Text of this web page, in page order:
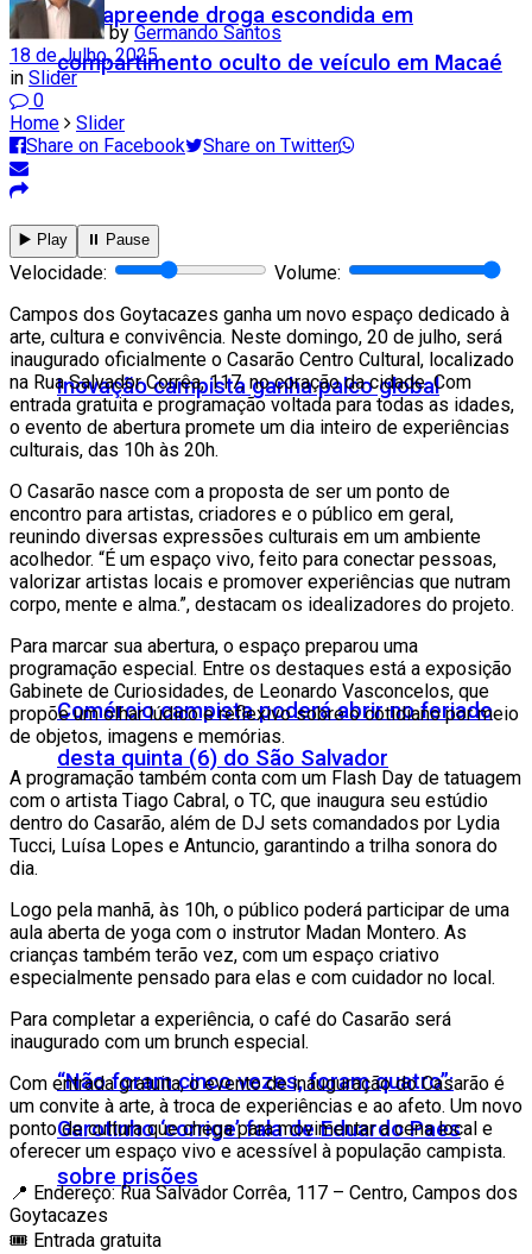
PRF apreende droga escondida em
compartimento oculto de veículo em Macaé
Inovação campista ganha palco global
Comércio campista poderá abrir no feriado
desta quinta (6) do São Salvador
“Não foram cinco vezes, foram quatro”:
Garotinho ‘corrige’ fala de Eduardo Paes
sobre prisões
by Germando Santos
18 de Julho, 2025
in Slider
0
Home
Slider
Share on Facebook
Share on Twitter
▶️ Play ⏸️ Pause
Velocidade:
Volume:
Campos dos Goytacazes ganha um novo espaço dedicado à
arte, cultura e convivência. Neste domingo, 20 de julho, será
inaugurado oficialmente o Casarão Centro Cultural, localizado
na Rua Salvador Corrêa, 117, no coração da cidade. Com
entrada gratuita e programação voltada para todas as idades,
o evento de abertura promete um dia inteiro de experiências
culturais, das 10h às 20h.
O Casarão nasce com a proposta de ser um ponto de
encontro para artistas, criadores e o público em geral,
reunindo diversas expressões culturais em um ambiente
acolhedor. “É um espaço vivo, feito para conectar pessoas,
valorizar artistas locais e promover experiências que nutram
corpo, mente e alma.”, destacam os idealizadores do projeto.
Para marcar sua abertura, o espaço preparou uma
programação especial. Entre os destaques está a exposição
Gabinete de Curiosidades, de Leonardo Vasconcelos, que
propõe um olhar lúdico e reflexivo sobre o cotidiano por meio
de objetos, imagens e memórias.
A programação também conta com um Flash Day de tatuagem
com o artista Tiago Cabral, o TC, que inaugura seu estúdio
dentro do Casarão, além de DJ sets comandados por Lydia
Tucci, Luísa Lopes e Antuncio, garantindo a trilha sonora do
dia.
Logo pela manhã, às 10h, o público poderá participar de uma
aula aberta de yoga com o instrutor Madan Montero. As
crianças também terão vez, com um espaço criativo
especialmente pensado para elas e com cuidador no local.
Para completar a experiência, o café do Casarão será
inaugurado com um brunch especial.
Com entrada gratuita, o evento de inauguração do Casarão é
um convite à arte, à troca de experiências e ao afeto. Um novo
ponto de cultura que chega para movimentar a cena local e
oferecer um espaço vivo e acessível à população campista.
📍 Endereço: Rua Salvador Corrêa, 117 – Centro, Campos dos
Goytacazes
🎟 Entrada gratuita